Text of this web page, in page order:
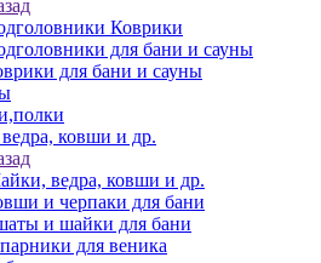
Коврики
для бани и сауны
для бани и сауны
ковши и др.
ведра, ковши и др.
и черпаки для бани
и шайки для бани
для веника